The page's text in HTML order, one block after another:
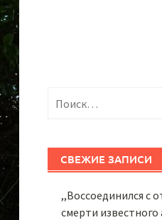
СВЕЖИЕ ЗАПИСИ
,,Воссоединился с
смерти известного